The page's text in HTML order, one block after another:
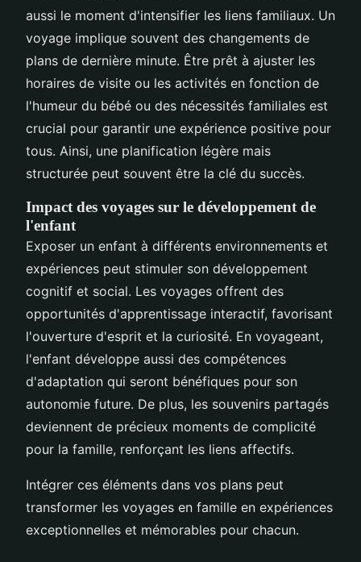
aussi le moment d'intensifier les liens familiaux. Un
voyage implique souvent des changements de
plans de dernière minute. Être prêt à ajuster les
horaires de visite ou les activités en fonction de
l'humeur du bébé ou des nécessités familiales est
crucial pour garantir une expérience positive pour
tous. Ainsi, une planification légère mais
structurée peut souvent être la clé du succès.
Impact des voyages sur le développement de
l'enfant
Exposer un enfant à différents environnements et
expériences peut stimuler son développement
cognitif et social. Les voyages offrent des
opportunités d'apprentissage interactif, favorisant
l'ouverture d'esprit et la curiosité. En voyageant,
l'enfant développe aussi des compétences
d'adaptation qui seront bénéfiques pour son
autonomie future. De plus, les souvenirs partagés
deviennent de précieux moments de complicité
pour la famille, renforçant les liens affectifs.
Intégrer ces éléments dans vos plans peut
transformer les voyages en famille en expériences
exceptionnelles et mémorables pour chacun.